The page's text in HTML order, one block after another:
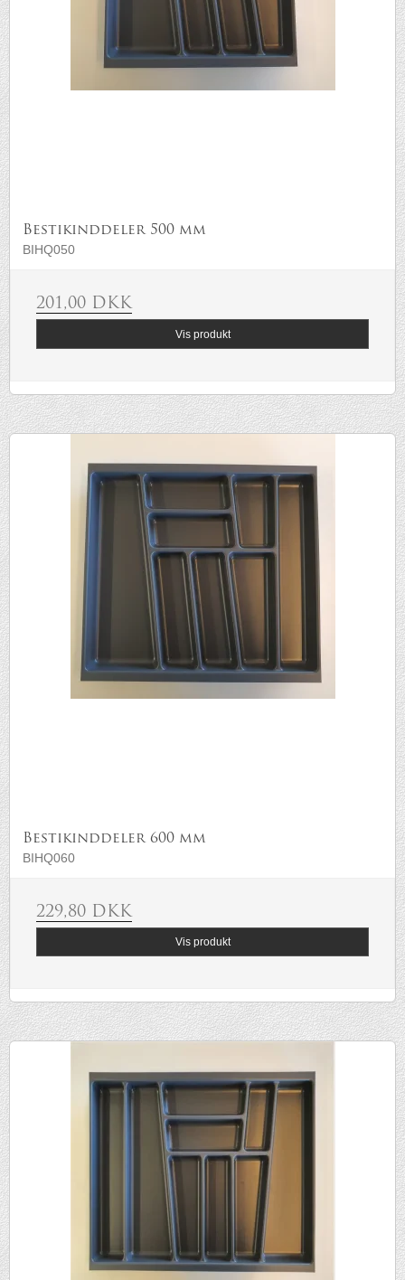
Bestikinddeler 500 mm
BIHQ050
201,00 DKK
Vis produkt
Bestikinddeler 600 mm
BIHQ060
229,80 DKK
Vis produkt